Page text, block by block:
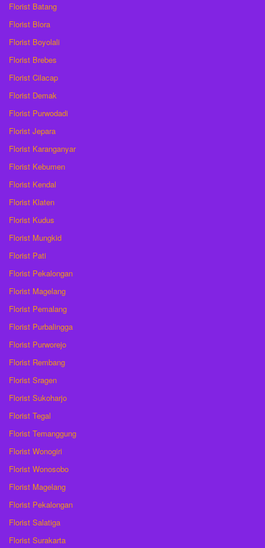
Florist Batang
Florist Blora
Florist Boyolali
Florist Brebes
Florist Cilacap
Florist Demak
Florist Purwodadi
Florist Jepara
Florist Karanganyar
Florist Kebumen
Florist Kendal
Florist Klaten
Florist Kudus
Florist Mungkid
Florist Pati
Florist Pekalongan
Florist Magelang
Florist Pemalang
Florist Purbalingga
Florist Purworejo
Florist Rembang
Florist Sragen
Florist Sukoharjo
Florist Tegal
Florist Temanggung
Florist Wonogiri
Florist Wonosobo
Florist Magelang
Florist Pekalongan
Florist Salatiga
Florist Surakarta